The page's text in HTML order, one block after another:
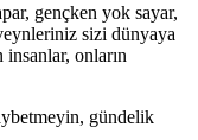
gençken yok sayar,
sizi dünyaya
insanlar, onların
gündelik